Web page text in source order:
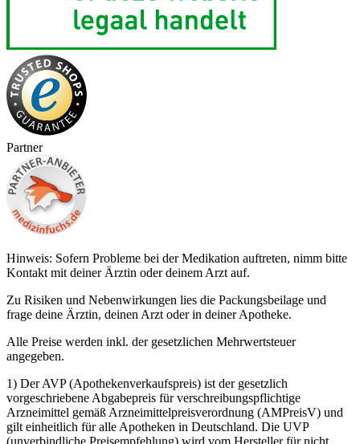
Partner
Hinweis: Sofern Probleme bei der Medikation auftreten, nimm bitte
Kontakt mit deiner Ärztin oder deinem Arzt auf.
Zu Risiken und Nebenwirkungen lies die Packungsbeilage und
frage deine Ärztin, deinen Arzt oder in deiner Apotheke.
Alle Preise werden inkl. der gesetzlichen Mehrwertsteuer
angegeben.
1) Der AVP (Apothekenverkaufspreis) ist der gesetzlich
vorgeschriebene Abgabepreis für verschreibungspflichtige
Arzneimittel gemäß Arzneimittelpreisverordnung (AMPreisV) und
gilt einheitlich für alle Apotheken in Deutschland. Die UVP
(unverbindliche Preisempfehlung) wird vom Hersteller für nicht